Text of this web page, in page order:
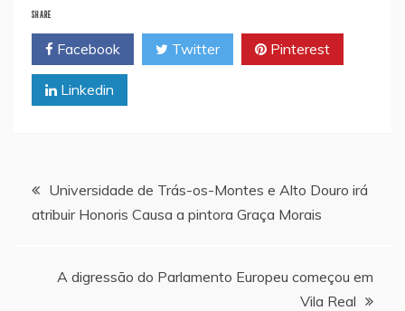
SHARE
Facebook Twitter Pinterest
Linkedin
Navegação
artigos
Universidade de Trás-os-Montes e Alto Douro irá
atribuir Honoris Causa a pintora Graça Morais
A digressão do Parlamento Europeu começou em
Vila Real